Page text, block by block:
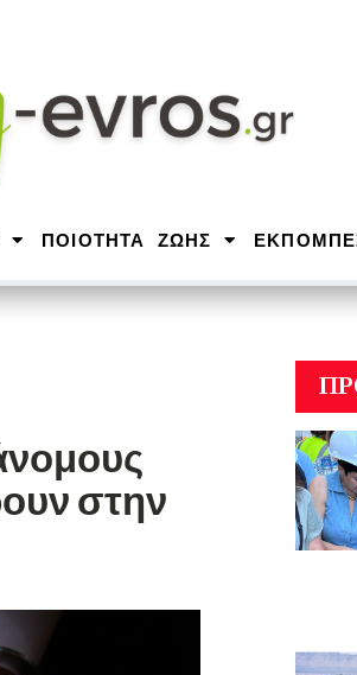
ΠΟΙΟΤΗΤΑ ΖΩΗΣ
στην